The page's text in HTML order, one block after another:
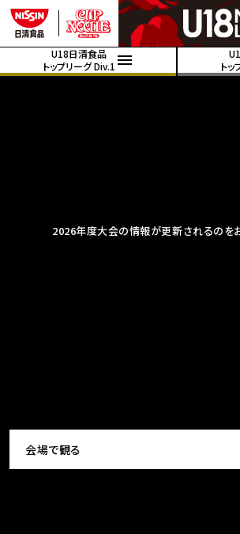
U18日清食品
トップリーグ Div.1
ト
2026年度大会の情報が更新されるのを
会場で観る